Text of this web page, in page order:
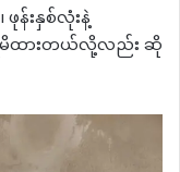
န်းနှစ်လုံးနဲ့
မိထားတယ်လို့လည်း ဆို